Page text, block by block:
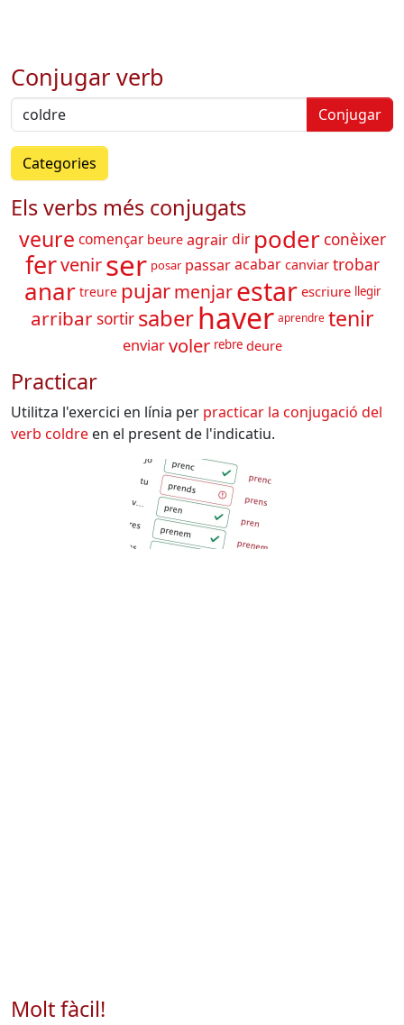
Conjugar verb
Conjugar
Categories
Els verbs més conjugats
veure començar beure agrair dir poder conèixer
fervenir ser posar passar acabar canviar trobar
anar treure pujar menjar estar escriure llegir
arribarsortir saber haver aprendre tenir
enviarvoler rebre deure
Practicar
Utilitza l'exercici en línia per practicar la conjugació del
verb coldre en el present de l'indicatiu.
Molt fàcil!